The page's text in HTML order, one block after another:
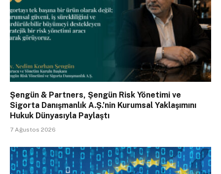
Şengün & Partners, Şengün Risk Yönetimi ve
Sigorta Danışmanlık A.Ş.’nin Kurumsal Yaklaşımını
Hukuk Dünyasıyla Paylaştı
7 Ağustos 2026